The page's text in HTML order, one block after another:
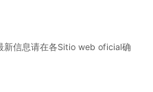
新信息请在各Sitio web oficial确